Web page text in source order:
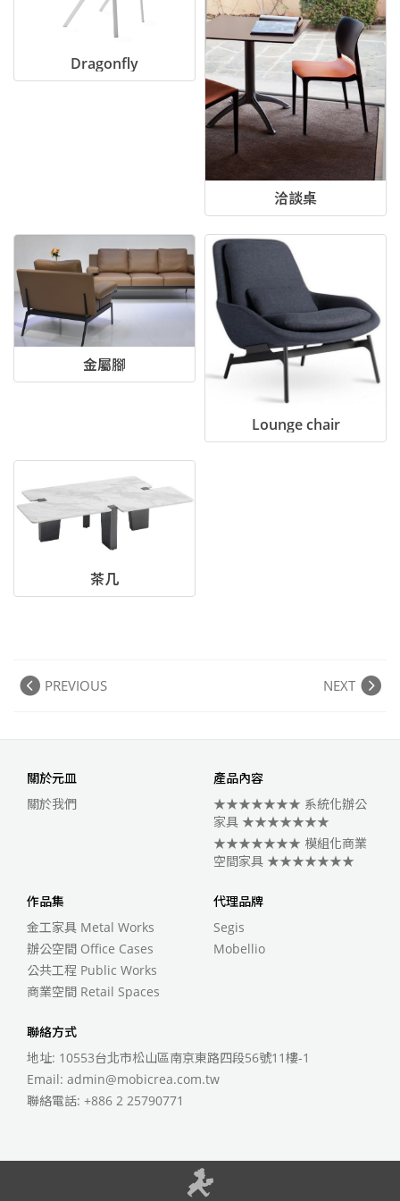
Dragonfly
洽談桌
金屬腳
Lounge chair
茶几
PREVIOUS NEXT
關於元皿
關於我們
產品內容
★★★★★★★ 系統化辦公
家具 ★★★★★★★
★★★★★★★ 模組化商業
空間家具 ★★★★★★★
作品集
金工家具 Metal Works
辦公空間 Office Cases
公共工程 Public Works
商業空間 Retail Spaces
代理品牌
Segis
Mobellio
聯絡方式
地址: 10553台北市松山區南京東路四段56號11樓-1
Email: admin@mobicrea.com.tw
聯絡電話: +886 2 25790771